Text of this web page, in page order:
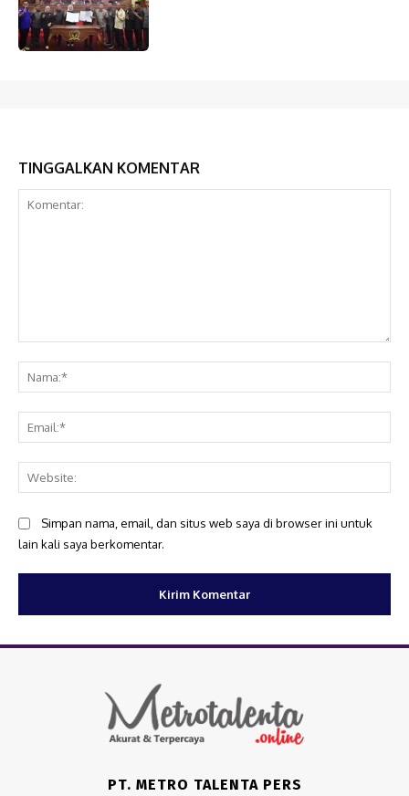
TINGGALKAN KOMENTAR
Simpan nama, email, dan situs web saya di browser ini untuk
lain kali saya berkomentar.
PT. METRO TALENTA PERS